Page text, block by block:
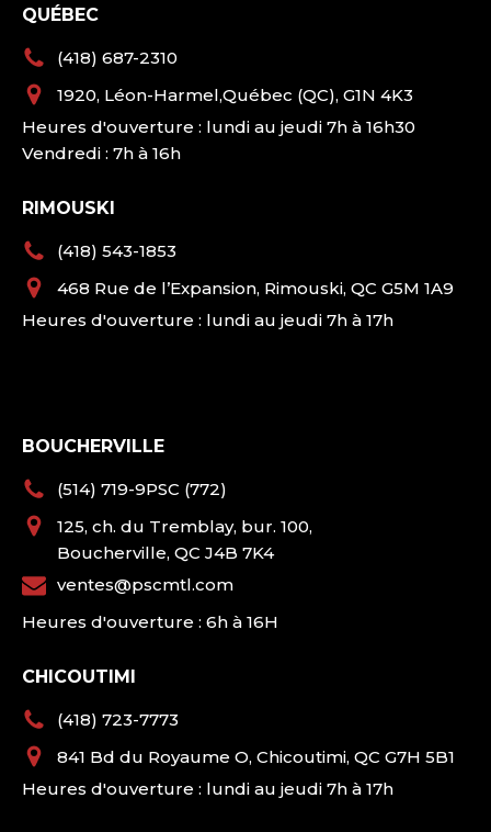
QUÉBEC
(418) 687-2310
1920, Léon-Harmel,Québec (QC), G1N 4K3
Heures d'ouverture : lundi au jeudi 7h à 16h30
Vendredi : 7h à 16h
RIMOUSKI
(418) 543-1853
468 Rue de l’Expansion, Rimouski, QC G5M 1A9
Heures d'ouverture : lundi au jeudi 7h à 17h
BOUCHERVILLE
(514) 719-9PSC (772)
125, ch. du Tremblay, bur. 100,
Boucherville, QC J4B 7K4
ventes@pscmtl.com
Heures d'ouverture : 6h à 16H
CHICOUTIMI
(418) 723-7773
841 Bd du Royaume O, Chicoutimi, QC G7H 5B1
Heures d'ouverture : lundi au jeudi 7h à 17h